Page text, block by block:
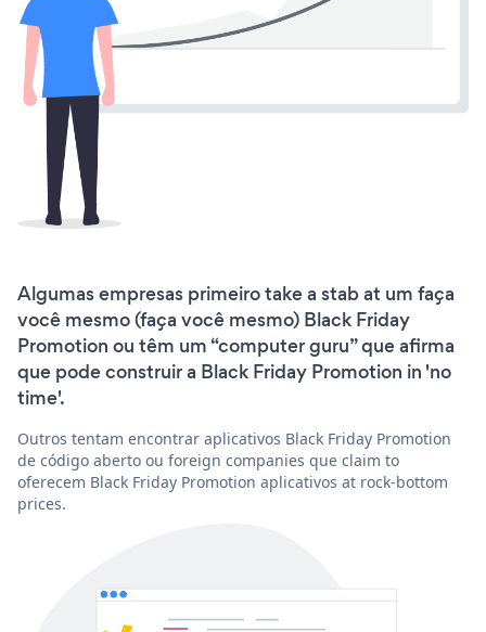
Algumas empresas primeiro take a stab at um faça
você mesmo (faça você mesmo) Black Friday
Promotion ou têm um “computer guru” que afirma
que pode construir a Black Friday Promotion in 'no
time'.
Outros tentam encontrar aplicativos Black Friday Promotion
de código aberto ou foreign companies que claim to
oferecem Black Friday Promotion aplicativos at rock-bottom
prices.